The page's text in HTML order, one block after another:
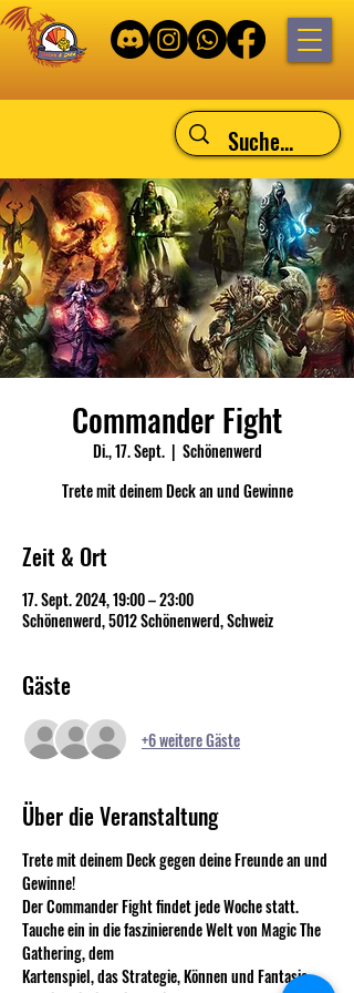
Commander Fight
Di., 17. Sept.
  |
Schönenwerd
Trete mit deinem Deck an und Gewinne
Zeit & Ort
17. Sept. 2024, 19:00 – 23:00
Schönenwerd, 5012 Schönenwerd, Schweiz
Gäste
+6 weitere Gäste
Über die Veranstaltung
Trete mit deinem Deck gegen deine Freunde an und
Gewinne!
Der Commander Fight findet jede Woche statt.
Tauche ein in die faszinierende Welt von Magic The
Gathering, dem
Kartenspiel, das Strategie, Können und Fantasie